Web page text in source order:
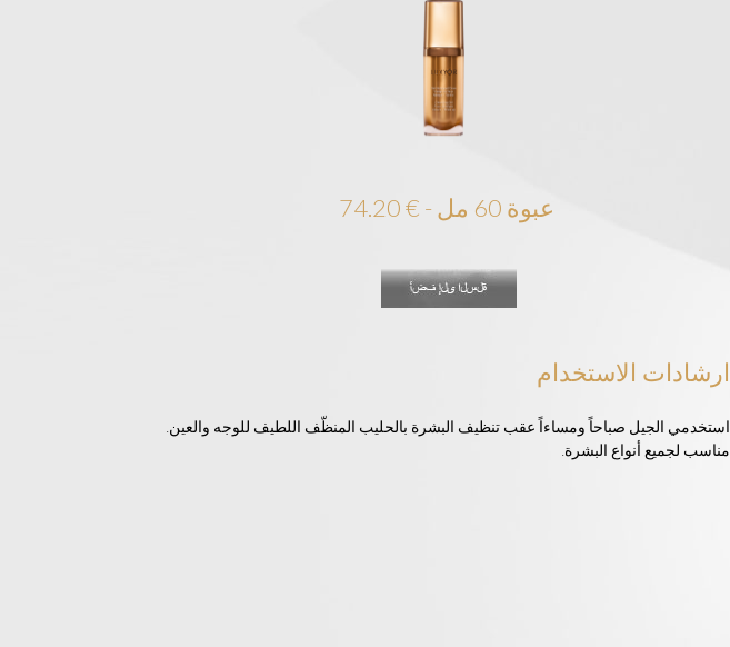
عبوة 60 مل - € 74.20
ارشادات الاستخدام
استخدمي الجيل صباحاً ومساءاً عقب تنظيف البشرة بالحليب المنظّف اللطيف للوجه والعين.
مناسب لجميع أنواع البشرة.